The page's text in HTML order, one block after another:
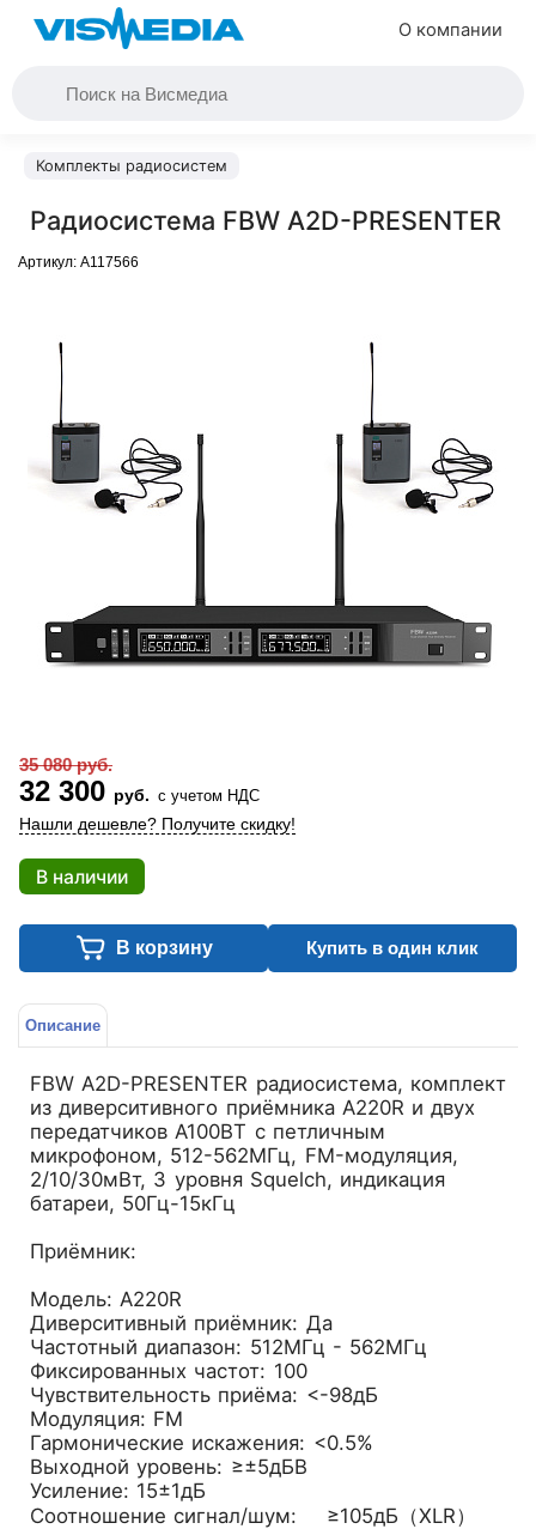
О компании
Комплекты радиосистем
Радиосистема FBW A2D-PRESENTER
Артикул: A117566
35 080 руб.
32 300 руб. с учетом НДС
Нашли дешевле? Получите скидку!
В наличии
В корзину Купить в один клик
Описание
FBW A2D-PRESENTER радиосистема, комплект
из диверситивного приёмника A220R и двух
передатчиков A100BT с петличным
микрофоном, 512-562МГц, FM-модуляция,
2/10/30мВт, 3 уровня Squelch, индикация
батареи, 50Гц-15кГц
Приёмник:
Модель: A220R
Диверситивный приёмник: Да
Частотный диапазон: 512МГц - 562МГц
Фиксированных частот: 100
Чувствительность приёма: <-98дБ
Модуляция: FM
Гармонические искажения: <0.5%
Выходной уровень: ≥±5дБВ
Усиление: 15±1дБ
Соотношение сигнал/шум: ≥105дБ（XLR）